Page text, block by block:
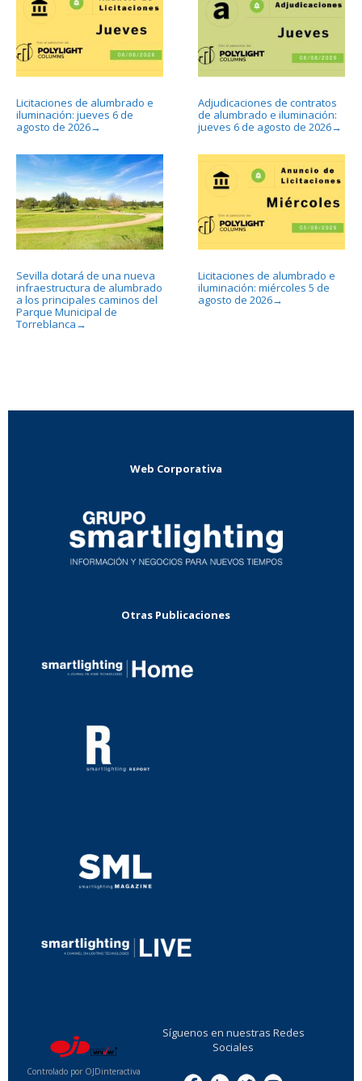
Licitaciones de alumbrado e
iluminación: jueves 6 de
agosto de 2026→
Adjudicaciones de contratos
de alumbrado e iluminación:
jueves 6 de agosto de 2026→
Sevilla dotará de una nueva
infraestructura de alumbrado
a los principales caminos del
Parque Municipal de
Torreblanca →
Licitaciones de alumbrado e
iluminación: miércoles 5 de
agosto de 2026→
Web Corporativa
Otras Publicaciones
Controlado por OJDinteractiva
Síguenos en nuestras Redes
Sociales